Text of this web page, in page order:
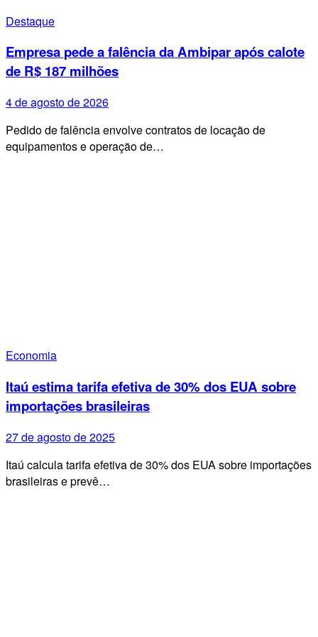
Destaque
Empresa pede a falência da Ambipar após calote
de R$ 187 milhões
4 de agosto de 2026
Pedido de falência envolve contratos de locação de
equipamentos e operação de…
Economia
Itaú estima tarifa efetiva de 30% dos EUA sobre
importações brasileiras
27 de agosto de 2025
Itaú calcula tarifa efetiva de 30% dos EUA sobre importações
brasileiras e prevê…